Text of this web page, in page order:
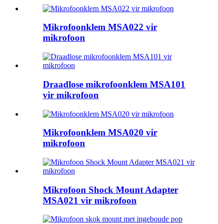
Mikrofoonklem MSA022 vir
mikrofoon
Draadlose mikrofoonklem MSA101
vir mikrofoon
Mikrofoonklem MSA020 vir
mikrofoon
Mikrofoon Shock Mount Adapter
MSA021 vir mikrofoon